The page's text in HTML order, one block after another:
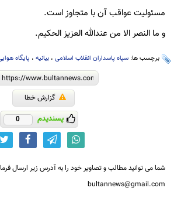
مسئولیت عواقب آن با متجاوز است.
و ما النصر الا من عندالله العزیز الحکیم.
برچسب ها: سپاه پاسداران انقلاب اسلامی ، بیانیه ، پایگاه
گزارش خطا
پسندیدم 0
شما می توانید مطالب و تصاویر خود را به آدرس زیر ارسال
bultannews@gmail.com